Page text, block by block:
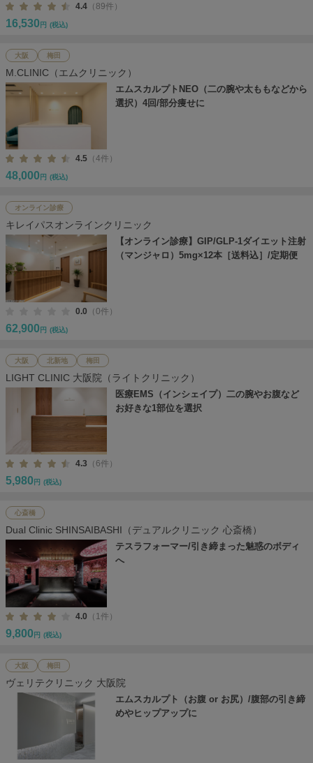
4.4 （89件）
16,530 円 (税込)
大阪 梅田
M.CLINIC（エムクリニック）
エムスカルプトNEO（二の腕や太ももなどから
選択）4回/部分痩せに
4.5 （4件）
48,000 円 (税込)
オンライン診療
キレイパスオンラインクリニック
【オンライン診療】GIP/GLP-1ダイエット注射
（マンジャロ）5mg×12本［送料込］/定期便
0.0 （0件）
62,900 円 (税込)
大阪 北新地 梅田
LIGHT CLINIC 大阪院（ライトクリニック）
医療EMS（インシェイプ）二の腕やお腹など
お好きな1部位を選択
4.3 （6件）
5,980 円 (税込)
心斎橋
Dual Clinic SHINSAIBASHI（デュアルクリニック 心斎橋）
テスラフォーマー/引き締まった魅惑のボディ
へ
4.0 （1件）
9,800 円 (税込)
大阪 梅田
ヴェリテクリニック 大阪院
エムスカルプト（お腹 or お尻）/腹部の引き締
めやヒップアップに